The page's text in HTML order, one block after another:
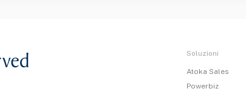
Soluzioni
Atoka Sales
Powerbiz